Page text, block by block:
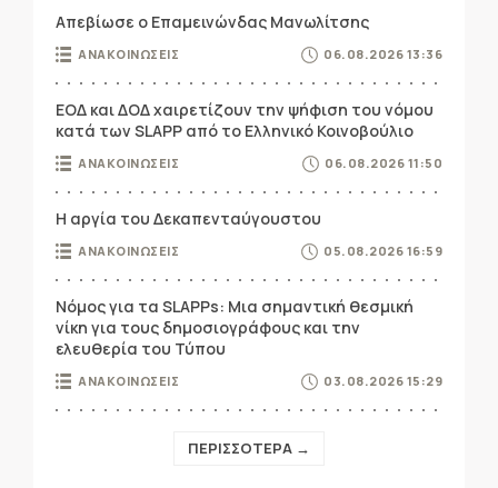
Απεβίωσε ο Επαμεινώνδας Μανωλίτσης
ΑΝΑΚΟΙΝΩΣΕΙΣ 06.08.2026 13:36
ΕΟΔ και ΔΟΔ χαιρετίζουν την ψήφιση του νόμου
κατά των SLAPP από το Ελληνικό Κοινοβούλιο
ΑΝΑΚΟΙΝΩΣΕΙΣ 06.08.2026 11:50
Η αργία του Δεκαπενταύγουστου
ΑΝΑΚΟΙΝΩΣΕΙΣ 05.08.2026 16:59
Νόμος για τα SLAPPs: Μια σημαντική θεσμική
νίκη για τους δημοσιογράφους και την
ελευθερία του Τύπου
ΑΝΑΚΟΙΝΩΣΕΙΣ 03.08.2026 15:29
ΠΕΡΙΣΣΟΤΕΡΑ →